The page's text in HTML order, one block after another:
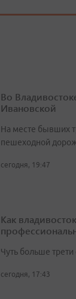
Во
Ивановской
На месте бывших
пешеходной
сегодня, 19:47
Как
Чуть больше
сегодня, 17:43